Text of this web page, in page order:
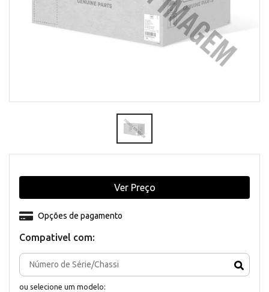
Compativel com:
ou selecione um modelo:
Opções de pagamento
Ver Preço